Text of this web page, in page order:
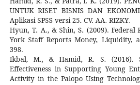
UNTUK RISET BISNIS DAN
Aplikasi SPSS versi 25. CV. AA. RIZKY.
Hyun, T. A., & Shin, S. (2009). Federal
York Staff Reports Money, Liquidity,
398.
Ikbal, M., & Hamid, R. S. (2016).
Effectiveness in Supporting Young
Activity in the Palopo Using